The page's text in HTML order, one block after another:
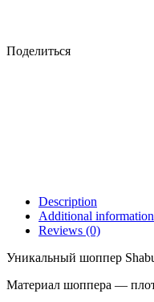
Поделиться
Description
Additional information
Reviews (0)
Уникальный шоппер
Материал шоппера —